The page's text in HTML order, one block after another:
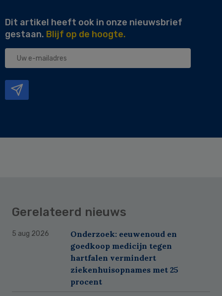
Dit artikel heeft ook in onze nieuwsbrief
gestaan. Blijf op de hoogte.
Uw
Gerelateerd nieuws
5 aug 2026
Onderzoek: eeuwenoud en
goedkoop medicijn tegen
hartfalen vermindert
ziekenhuisopnames met 25
procent